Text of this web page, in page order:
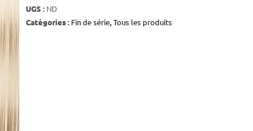
UGS : ND
Catégories : Fin de série,Tous les produits